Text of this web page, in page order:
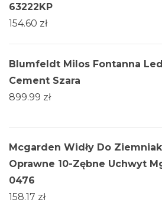
63222KP
154.60 zł
Blumfeldt Milos Fontanna Led
Cement Szara
899.99 zł
Mcgarden Widły Do
Oprawne 10-Zębne Uchwyt
0476
158.17 zł